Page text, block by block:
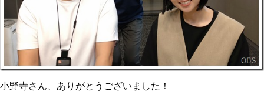
小野寺さん、ありがとうございました！